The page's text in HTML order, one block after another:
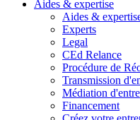
Aides & expertise
Aides &
Experts
Legal
CEd Relance
Procédure de
Transmission
Médiation
Financement